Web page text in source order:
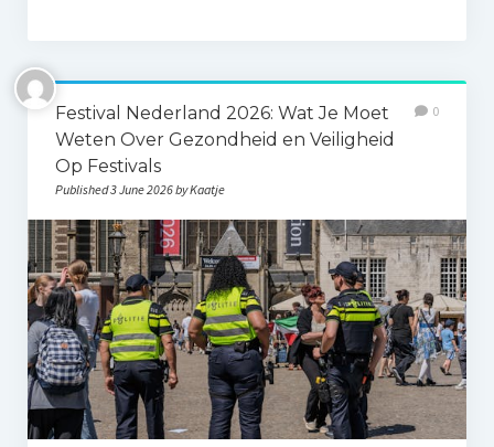
Festival Nederland 2026: Wat Je Moet
Weten Over Gezondheid en Veiligheid
Op Festivals
Published 3 June 2026 by Kaatje
0